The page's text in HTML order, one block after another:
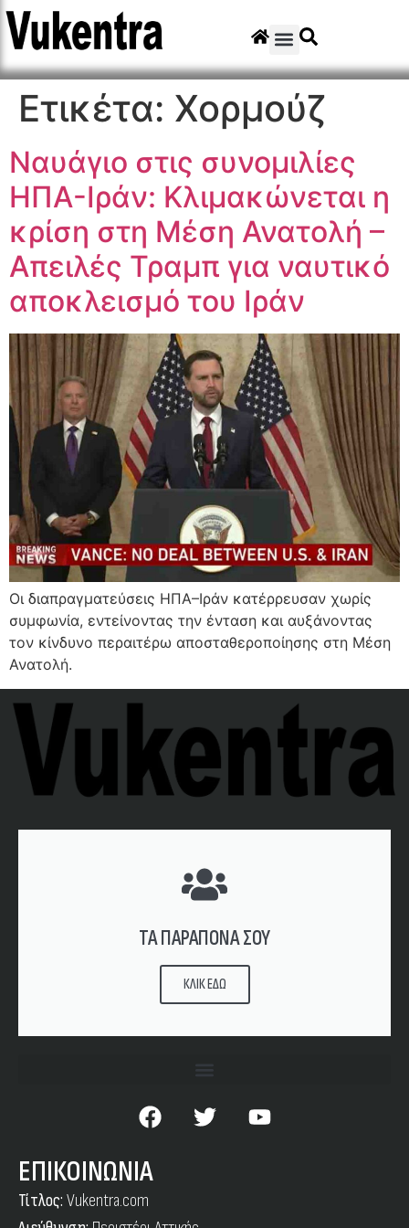
Ετικέτα: Χορμούζ
Ναυάγιο στις συνομιλίες
ΗΠΑ-Ιράν: Κλιμακώνεται η
κρίση στη Μέση Ανατολή –
Απειλές Τραμπ για ναυτικό
αποκλεισμό του Ιράν
Οι διαπραγματεύσεις ΗΠΑ–Ιράν κατέρρευσαν χωρίς
συμφωνία, εντείνοντας την ένταση και αυξάνοντας
τον κίνδυνο περαιτέρω αποσταθεροποίησης στη Μέση
Ανατολή.
ΤΑ ΠΑΡΑΠΟΝΑ ΣΟΥ
ΚΛΙΚ ΕΔΩ
ΕΠΙΚΟΙΝΩΝΙΑ
Τίτλος: Vukentra.com